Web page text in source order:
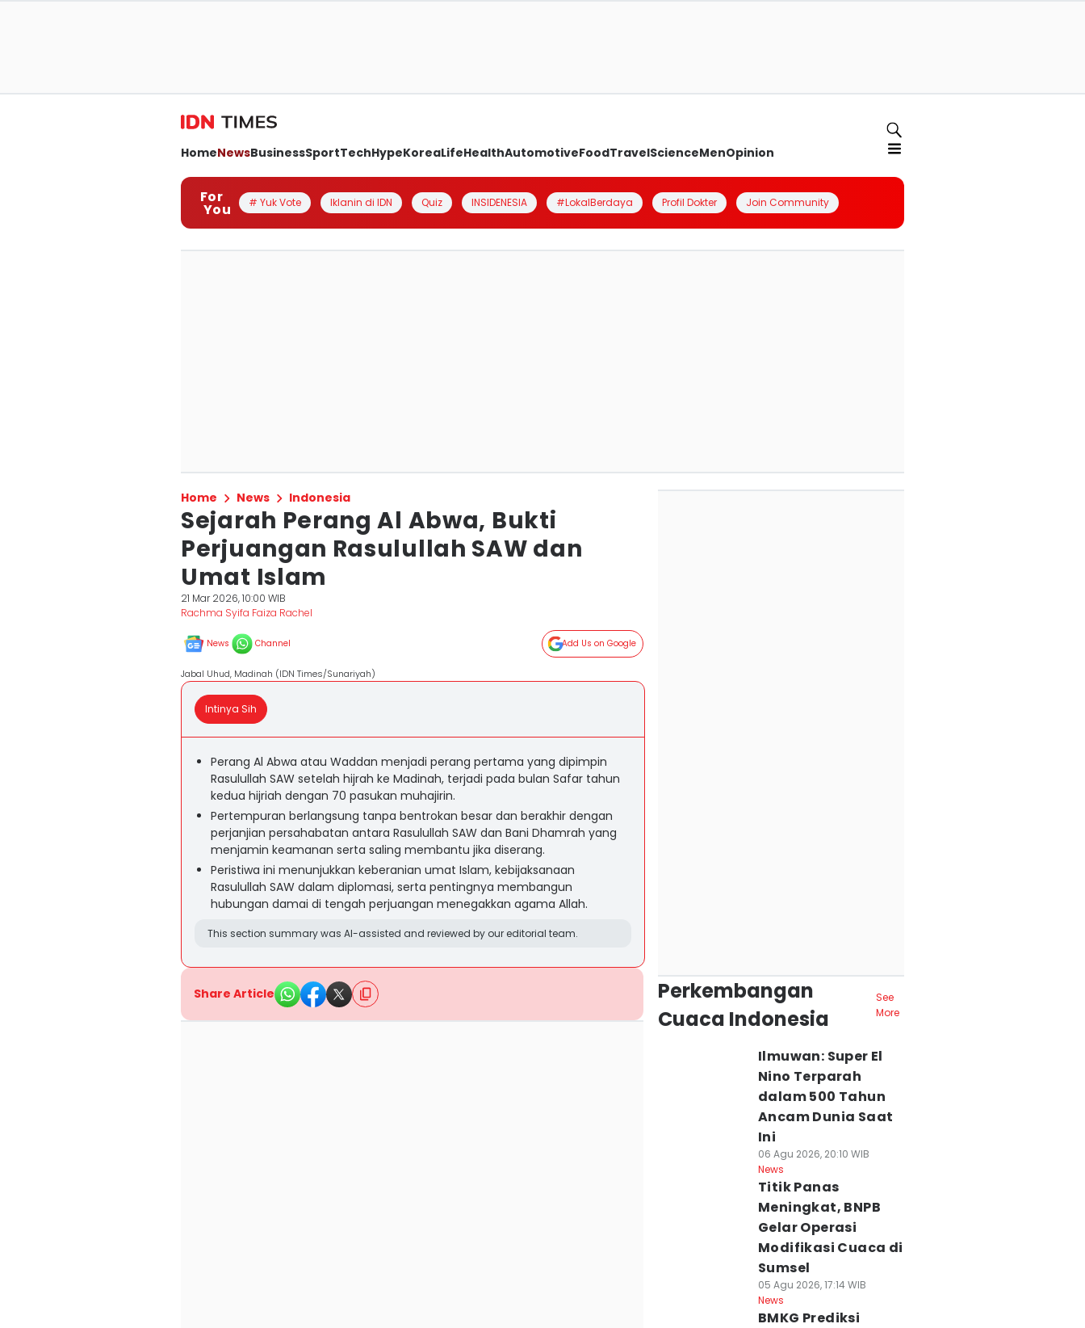
HomeNewsBusinessSportTechHypeKoreaLifeHealthAutomotiveFoodTravelScienceMenOpinion
For
You # Yuk Vote Iklanin di IDN Quiz INSIDENESIA #LokalBerdaya Profil Dokter Join Community
Home News Indonesia
Sejarah Perang Al Abwa, Bukti
Perjuangan Rasulullah SAW dan
Umat Islam
21 Mar 2026, 10:00 WIB
Rachma Syifa Faiza Rachel
News Channel Add Us on Google
Jabal Uhud, Madinah (IDN Times/Sunariyah)
Intinya Sih
Perang Al Abwa atau Waddan menjadi perang pertama yang dipimpin
Rasulullah SAW setelah hijrah ke Madinah, terjadi pada bulan Safar tahun
kedua hijriah dengan 70 pasukan muhajirin.
Pertempuran berlangsung tanpa bentrokan besar dan berakhir dengan
perjanjian persahabatan antara Rasulullah SAW dan Bani Dhamrah yang
menjamin keamanan serta saling membantu jika diserang.
Peristiwa ini menunjukkan keberanian umat Islam, kebijaksanaan
Rasulullah SAW dalam diplomasi, serta pentingnya membangun
hubungan damai di tengah perjuangan menegakkan agama Allah.
This section summary was AI-assisted and reviewed by our editorial team.
Share Article
Perkembangan
Cuaca Indonesia
See
More
Ilmuwan: Super El
Nino Terparah
dalam 500 Tahun
Ancam Dunia Saat
Ini
06 Agu 2026, 20:10 WIB
News
Titik Panas
Meningkat, BNPB
Gelar Operasi
Modifikasi Cuaca di
Sumsel
05 Agu 2026, 17:14 WIB
News
BMKG Prediksi